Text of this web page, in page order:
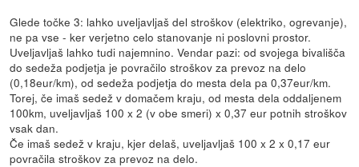
Glede točke 3: lahko uveljavljaš del stroškov (elektriko, ogrevanje),
ne pa vse - ker verjetno celo stanovanje ni poslovni prostor.
Uveljavljaš lahko tudi najemnino. Vendar pazi: od svojega bivališča
do sedeža podjetja je povračilo stroškov za prevoz na delo
(0,18eur/km), od sedeža podjetja do mesta dela pa 0,37eur/km.
Torej, če imaš sedež v domačem kraju, od mesta dela oddaljenem
100km, uveljavljaš 100 x 2 (v obe smeri) x 0,37 eur potnih stroškov
vsak dan.
Če imaš sedež v kraju, kjer delaš, uveljavljaš 100 x 2 x 0,17 eur
povračila stroškov za prevoz na delo.